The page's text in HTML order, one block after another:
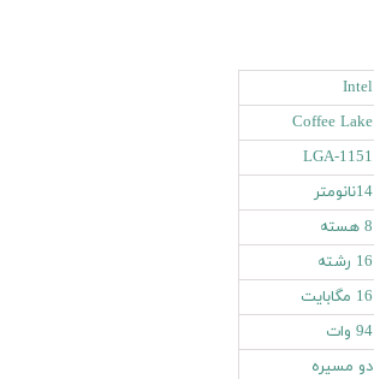
Intel
Coffee Lake
LGA-1151
14نانومتر
8 هسته
16 رشته
16 مگابایت
94 وات
دو مسیره